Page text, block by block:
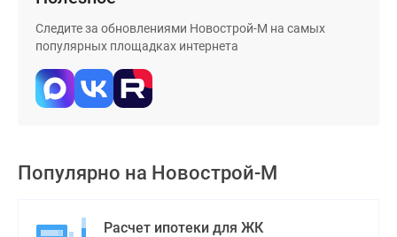
Следите за обновлениями Новострой-М на самых
популярных площадках интернета
Популярно на Новострой-М
Расчет ипотеки для ЖК